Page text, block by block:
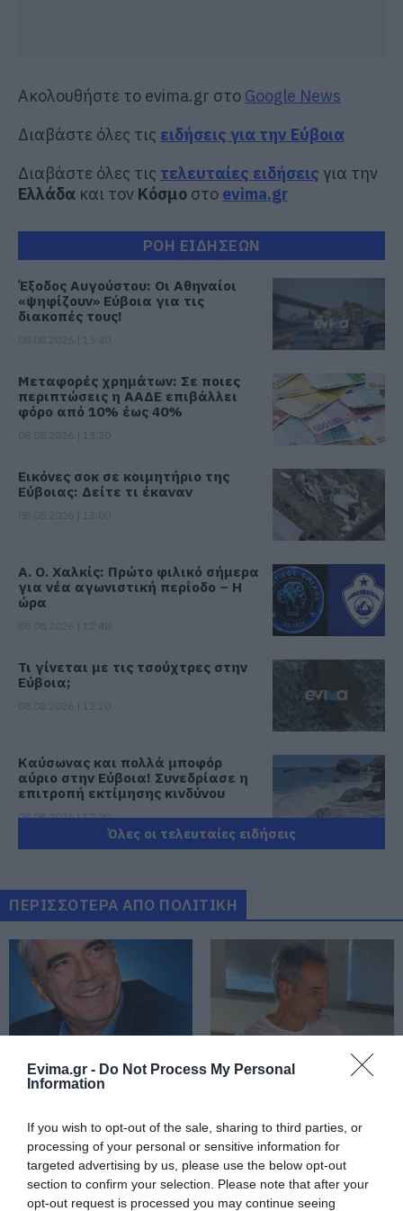
Evima.gr - Do Not Process My Personal
Information
If you wish to opt-out of the sale, sharing to third parties, or
processing of your personal or sensitive information for
targeted advertising by us, please use the below opt-out
section to confirm your selection. Please note that after your
opt-out request is processed you may continue seeing
Ακολουθήστε το evima.gr στο Google News
Διαβάστε όλες τις ειδήσεις για την Εύβοια
Διαβάστε όλες τις τελευταίες ειδήσεις για την
Ελλάδα και τον Κόσμο στο evima.gr
ΡΟΗ ΕΙΔΗΣΕΩΝ
Έξοδος Αυγούστου: Οι Αθηναίοι
«ψηφίζουν» Εύβοια για τις
διακοπές τους!
Μεταφορές χρημάτων: Σε ποιες
περιπτώσεις η ΑΑΔΕ επιβάλλει
φόρο από 10% έως 40%
Εικόνες σοκ σε κοιμητήριο της
Εύβοιας: Δείτε τι έκαναν
Α. Ο. Χαλκίς: Πρώτο φιλικό σήμερα
για νέα αγωνιστική περίοδο – Η
ώρα
Τι γίνεται με τις τσούχτρες στην
Εύβοια;
Καύσωνας και πολλά μποφόρ
αύριο στην Εύβοια! Συνεδρίασε η
επιτροπή εκτίμησης κινδύνου
08.08.2026 | 12:00
εκκλησίας
08.08.2026 | 11:40
Εύβοια: Αποκαταστάθηκε το
ίντερνετ στον Οξύλιθο μετά από
επέμβαση της CP COMPANY Ε.Ε.
08.08.2026 | 11:20
εξέδωσε ανακοίνωση για το
βουλευτή Σίμο Κεδίκογλου- Τι
αναφέρει
Εύβοια: «Πλιάτσικο» σε έργο
ανάπλασης παραλίας – Η
καταγγελία που προκαλεί
αντιδράσεις
Όλες οι τελευταίες ειδήσεις
ΠΕΡΙΣΣΟΤΕΡΑ ΑΠΟ ΠΟΛΙΤΙΚΗ
Αθλητικό σωματείο της
ανακοίνωση για το
βουλευτή Σίμο
Κεδίκογλου- Τι
αναφέρει
και κρασί σε γνωστό
στέκι